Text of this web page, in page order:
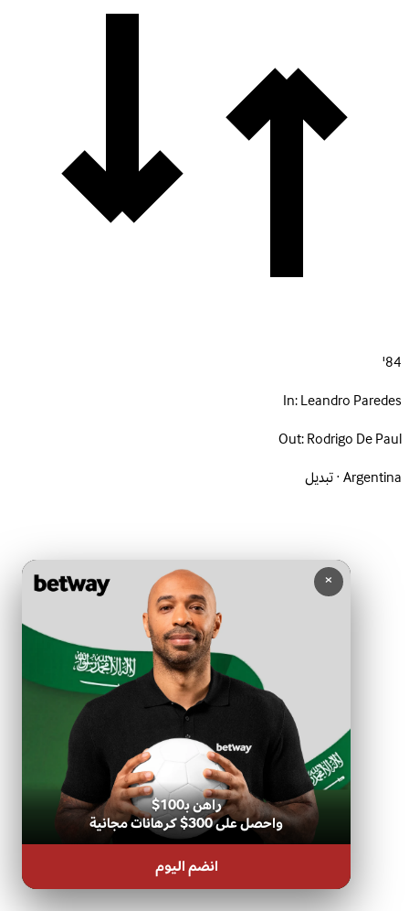
84'
In:Leandro Paredes
Out:Rodrigo De Paul
Argentina · تبديل
×
راهن بـ100$
واحصل على 300$ كرهانات مجانية
انضم اليوم